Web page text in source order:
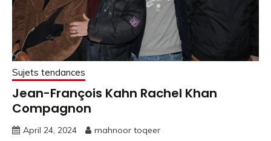
Sujets tendances
Jean-François Kahn Rachel Khan
Compagnon
April 24, 2024 mahnoor toqeer